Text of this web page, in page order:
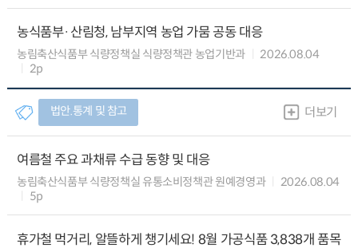
농식품부·산림청, 남부지역 농업 가뭄 공동 대응
농림축산식품부 식량정책실 식량정책관 농업기반과
2026.08.04
2p
법안.통계 및 참고 더보기
여름철 주요 과채류 수급 동향 및 대응
농림축산식품부 식량정책실 유통소비정책관 원예경영과
2026.08.04
5p
휴가철 먹거리, 알뜰하게 챙기세요! 8월 가공식품 3,838개 품목